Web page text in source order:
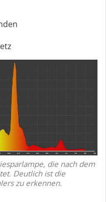
die nach dem
Deutlich ist die
zu erkennen.